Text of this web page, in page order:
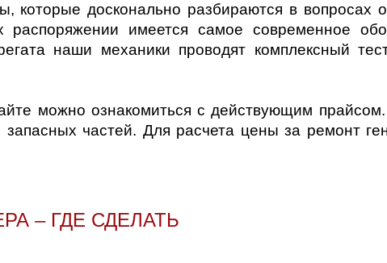
досконально разбираются в вопросах
имеется самое современное
наши механики проводят комплексный
можно ознакомиться с действующим
частей. Для расчета цены за ремонт
– ГДЕ СДЕЛАТЬ